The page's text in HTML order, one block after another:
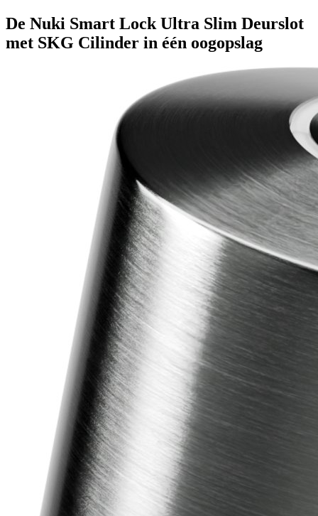
De Nuki Smart Lock Ultra Slim Deurslot
met SKG Cilinder in één oogopslag